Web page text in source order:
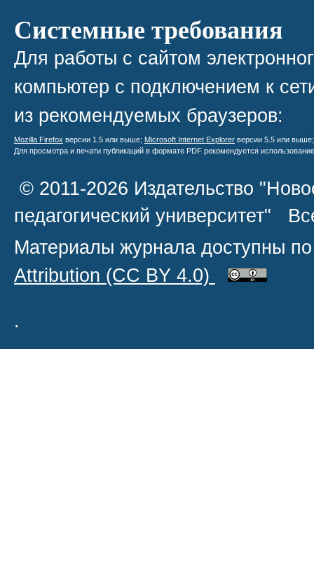
Системные требования
Для работы с сайтом
компьютер с подключением к
из рекомендуемых браузеров:
Mozilla Firefox версии 1.5 или выше; Microsoft Internet Explorer версии 5.5 или
Для просмотра и печати публикаций в формате PDF рекомендуется
© 2011-2026 Издательство
педагогический университет"
Материалы журнала доступны
Attribution (CC BY 4.0)
.